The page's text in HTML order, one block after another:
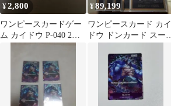
¥2,800
ワンピースカードゲー
ム カイドウ P-040 2枚
¥89,199
ワンピースカード カイ
ドウ ドンカード スーパ